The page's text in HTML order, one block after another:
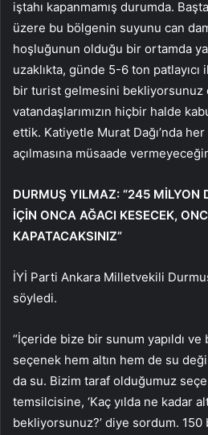
iştahı kapanmamış durumda.
üzere bu bölgenin suyunu can
hoşluğunun olduğu bir ortamda
uzaklıkta, günde 5-6 ton patlayıcı
bir turist gelmesini bekliyorsunuz
vatandaşlarımızın hiçbir halde
ettik. Katiyetle Murat Dağı’nda
açılmasına müsaade
DURMUŞ YILMAZ: “245 MİLYON
İÇİN ONCA AĞACI KESECEK,
KAPATACAKSINIZ”
İYİ Parti Ankara Milletvekili
söyledi.
“İçeride bize bir sunum yapıldı
seçenek hem altın hem de su
da su. Bizim taraf olduğumuz
temsilcisine, ‘Kaç yılda ne kadar
bekliyorsunuz?’ diye sordum. 150